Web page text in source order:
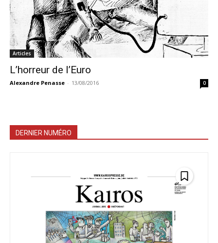
Articles
L’horreur de l’Euro
Alexandre Penasse - 13/08/2016 0
DERNIER NUMÉRO